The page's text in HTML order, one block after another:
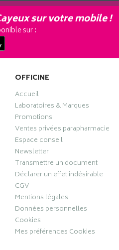
sur votre mobile !
sur :
OFFICINE
Accueil
Laboratoires & Marques
Promotions
Ventes privées parapharmacie
Espace conseil
Newsletter
Transmettre un document
Déclarer un effet indésirable
CGV
Mentions légales
Données personnelles
Cookies
Mes préférences Cookies